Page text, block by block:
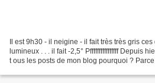
Il est 9h30 - il neigine - il fait très très gris
lumineux . . . il fait -2,5° Pffffffffffffffff Depuis
t ous les posts de mon blog pourquoi ?